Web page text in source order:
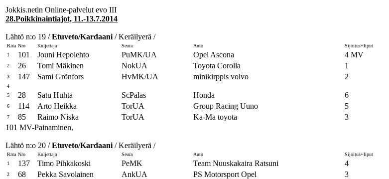
Jokkis.netin Online-palvelut evo III
28.Poikkinaintiajot, 11.-13.7.2014
Lähtö n:o 19 /Etuveto/Kardaani / Keräilyerä /
Rata Nro Kuljettaja Seura Auto
Sijoitus+liput
1
101 Jouni Hepolehto PuMK/UA Opel Ascona 4 MV
2 26 Tomi Mäkinen NokUA Toyota Corolla 1
3 147 Sami Grönfors HvMK/UA minikirppis volvo 2
4
5
28 Satu Huhta ScPalas Honda 6
6 114 Arto Heikka TorUA Group Racing Uuno 5
7 85 Raimo Niska TorUA Ka-Ma toyota
3
101 MV-Painaminen,
Lähtö n:o 20 /Etuveto/Kardaani / Keräilyerä /
Rata Nro Kuljettaja Seura Auto
Sijoitus+liput
1
137 Timo Pihkakoski PeMK Team Nuuskakaira Ratsuni 4
2 68 Pekka Savolainen AnkUA PS Motorsport Opel 3